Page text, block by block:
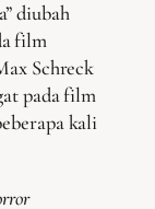
diubah
film
Schreck
pada film
kali